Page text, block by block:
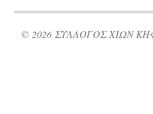
© 2026 ΣΥΛΛΟΓΟΣ ΧΙΩΝ